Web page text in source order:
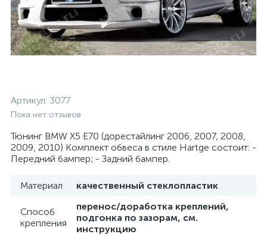
Артикул: 3077
Пока нет отзывов
Тюнинг BMW X5 E70 (дорестайлинг 2006, 2007, 2008,
2009, 2010) Комплект обвеса в стиле Hartge состоит: -
Передний бампер; - Задний бампер.
Материал качественный стеклопластик
Способ
крепления
перенос/доработка креплений,
подгонка по зазорам, см.
инструкцию